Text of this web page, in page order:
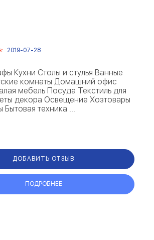
2019-07-28
Кухни Столы и стулья Ванные
комнаты Домашний офис
мебель Посуда Текстиль для
декора Освещение Хозтовары
техника ...
ДОБАВИТЬ ОТЗЫВ
ПОДРОБНЕЕ